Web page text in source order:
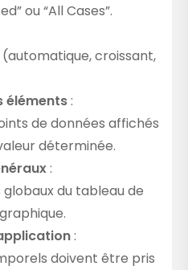
ou “All Cases”.
(automatique, croissant,
éléments:
de données affichés
déterminée.
:
du tableau de
:
doivent être pris